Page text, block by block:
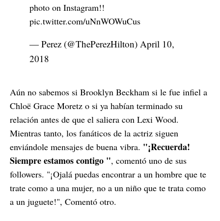
photo on Instagram!!
pic.twitter.com/uNnWOWuCus
— Perez (@ThePerezHilton) April 10,
2018
Aún no sabemos si Brooklyn Beckham si le fue infiel a
Chloë Grace Moretz o si ya habían terminado su
relación antes de que el saliera con Lexi Wood.
Mientras tanto, los fanáticos de la actriz siguen
enviándole mensajes de buena vibra. "¡Recuerda!
Siempre estamos contigo ", comentó uno de sus
followers. "¡Ojalá puedas encontrar a un hombre que te
trate como a una mujer, no a un niño que te trata como
a un juguete!", Comentó otro.